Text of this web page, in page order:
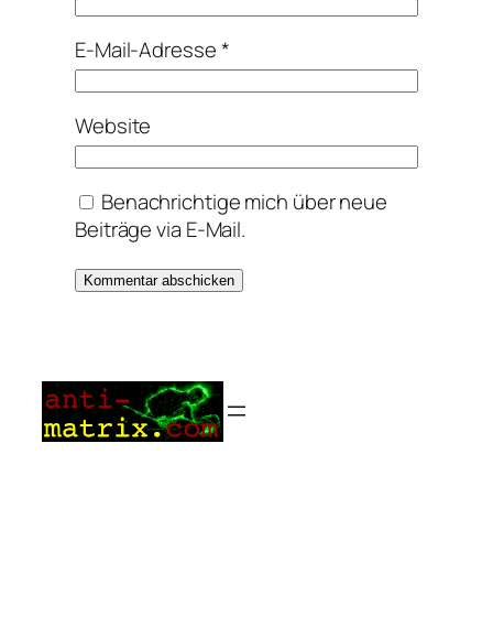
E-Mail-Adresse*
Website
Benachrichtige mich über neue
Beiträge via E-Mail.